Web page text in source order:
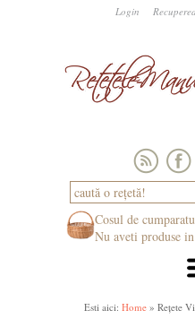
Login
Cosul de
Nu aveti produse
Esti aici: Home » Rețete